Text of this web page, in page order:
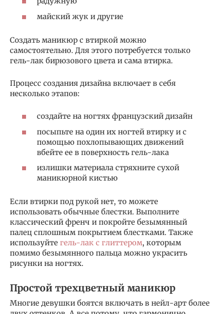
майский жук и другие
Создать маникюр с втиркой можно
самостоятельно. Для этого потребуется только
гель-лак бирюзового цвета и сама втирка.
Процесс создания дизайна включает в себя
несколько этапов:
создайте на ногтях французский дизайн
посыпьте на один их ногтей втирку и с
помощью похлопывающих движений
вбейте ее в поверхность гель-лака
излишки материала стряхните сухой
маникюрной кистью
Если втирки под рукой нет, то можете
использовать обычные блестки. Выполните
классический френч и покройте безымянный
палец сплошным покрытием блестками. Также
используйте гель-лак с глиттером, которым
помимо безымянного пальца можно украсить
рисунки на ногтях.
Простой трехцветный маникюр
Многие девушки боятся включать в нейл-арт более